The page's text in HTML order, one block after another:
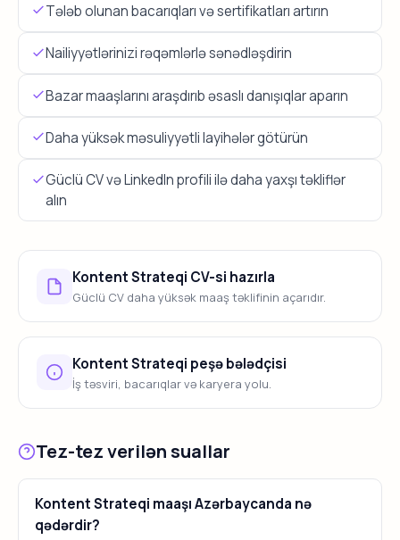
Tələb olunan bacarıqları və sertifikatları artırın
Nailiyyətlərinizi rəqəmlərlə sənədləşdirin
Bazar maaşlarını araşdırıb əsaslı danışıqlar aparın
Daha yüksək məsuliyyətli layihələr götürün
Güclü CV və LinkedIn profili ilə daha yaxşı təkliflər
alın
Kontent Strateqi CV-si hazırla
Güclü CV daha yüksək maaş təklifinin açarıdır.
Kontent Strateqi peşə bələdçisi
İş təsviri, bacarıqlar və karyera yolu.
Tez-tez verilən suallar
Kontent Strateqi maaşı Azərbaycanda nə
qədərdir?